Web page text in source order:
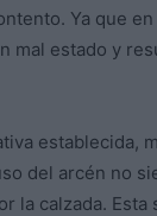
Ya que
mal estado y
establecida,
del arcén no
la calzada. Esta